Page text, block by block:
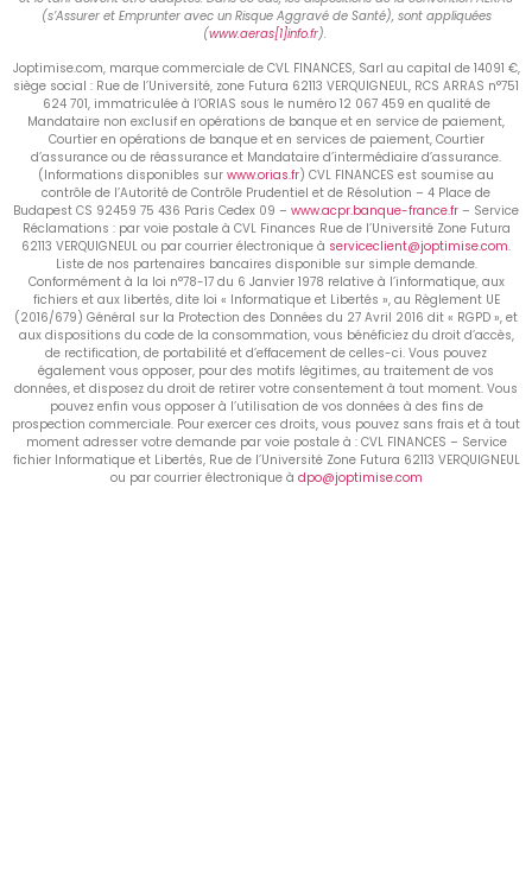
(s’Assurer et Emprunter avec un Risque Aggravé de Santé), sont appliquées
(www.aeras[1]info.fr).
Joptimise.com, marque commerciale de CVL FINANCES, Sarl au capital de 14091 €,
siège social : Rue de l’Université, zone Futura 62113 VERQUIGNEUL, RCS ARRAS n°751
624 701, immatriculée à l’ORIAS sous le numéro 12 067 459 en qualité de
Mandataire non exclusif en opérations de banque et en service de paiement,
Courtier en opérations de banque et en services de paiement, Courtier
d’assurance ou de réassurance et Mandataire d’intermédiaire d’assurance.
(Informations disponibles sur www.orias.fr) CVL FINANCES est soumise au
contrôle de l’Autorité de Contrôle Prudentiel et de Résolution – 4 Place de
Budapest CS 92459 75 436 Paris Cedex 09 – www.acpr.banque-france.fr – Service
Réclamations : par voie postale à CVL Finances Rue de l’Université Zone Futura
62113 VERQUIGNEUL ou par courrier électronique à serviceclient@joptimise.com.
Liste de nos partenaires bancaires disponible sur simple demande.
Conformément à la loi n°78-17 du 6 Janvier 1978 relative à l’informatique, aux
fichiers et aux libertés, dite loi « Informatique et Libertés », au Règlement UE
(2016/679) Général sur la Protection des Données du 27 Avril 2016 dit « RGPD », et
aux dispositions du code de la consommation, vous bénéficiez du droit d’accès,
de rectification, de portabilité et d’effacement de celles-ci. Vous pouvez
également vous opposer, pour des motifs légitimes, au traitement de vos
données, et disposez du droit de retirer votre consentement à tout moment. Vous
pouvez enfin vous opposer à l’utilisation de vos données à des fins de
prospection commerciale. Pour exercer ces droits, vous pouvez sans frais et à tout
moment adresser votre demande par voie postale à : CVL FINANCES – Service
fichier Informatique et Libertés, Rue de l’Université Zone Futura 62113 VERQUIGNEUL
ou par courrier électronique à dpo@joptimise.com